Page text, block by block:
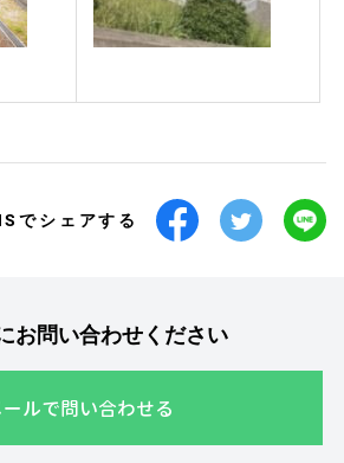
でシェアする
お問い合わせください
ールで問い合わせる